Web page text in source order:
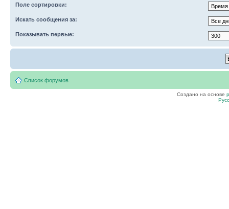
Поле сортировки:
Искать сообщения за:
Показывать первые:
Список форумов
Создано на основе